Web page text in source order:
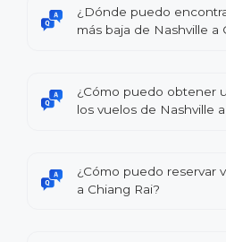
¿Dónde puedo
más baja de Nashville a
¿Cómo puedo obtener
los vuelos de Nashville
¿Cómo puedo reservar
a Chiang Rai?